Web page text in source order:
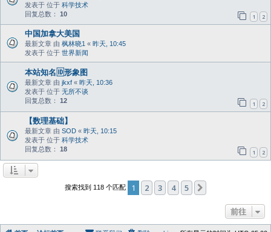
发表于 位于 科学技术
回复总数： 10 1 2
中国加拿大美国
最新文章 由 枫林晓1 « 昨天, 10:45
发表于 位于 世界新闻
本站知名🆔形象图
最新文章 由 jkxf « 昨天, 10:36
发表于 位于 无所不谈
回复总数： 12 1 2
【数理基础】
最新文章 由 SOD « 昨天, 10:15
发表于 位于 科学技术
回复总数： 18 1 2
搜索找到 118 个匹配 1 2 3 4 5
前往